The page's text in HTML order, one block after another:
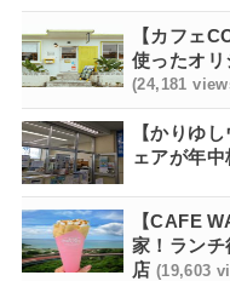
【カフェ
使ったオリ
(24,181
【かりゆ
ェアが年中
【CAFE
家！ランチ
店 (19,603